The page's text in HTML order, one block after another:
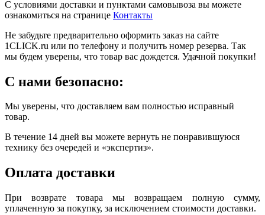
С условиями доставки и пунктами самовывоза вы можете
ознакомиться на странице Контакты
Не забудьте предварительно оформить заказ на сайте
1CLICK.ru или по телефону и получить номер резерва. Так
мы будем уверены, что товар вас дождется. Удачной покупки!
С нами безопасно:
Мы уверены, что доставляем вам полностью исправный
товар.
В течение 14 дней вы можете вернуть не понравившуюся
технику без очередей и «экспертиз».
Оплата доставки
При возврате товара мы возвращаем полную сумму,
уплаченную за покупку, за исключением стоимости доставки.